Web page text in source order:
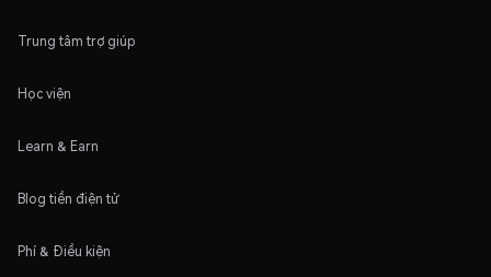
Trung tâm trợ giúp
Học viện
Learn & Earn
Blog tiền điện tử
Phí & Điều kiện